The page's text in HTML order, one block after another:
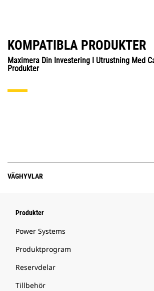
KOMPATIBLA PRODUKTER
Maximera Din Investering I Utrustning Med
Produkter
VÄGHYVLAR
Produkter
Power Systems
Produktprogram
Reservdelar
Tillbehör